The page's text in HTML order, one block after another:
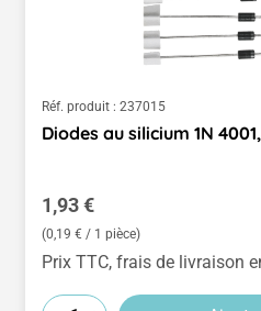
Réf. produit : 237015
Diodes au silicium 1N
Prix régulier :
1,93 €
(0,19 € / 1 pièce)
Prix TTC, frais de livraison